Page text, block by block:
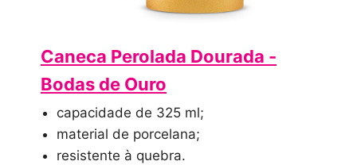
Caneca Perolada Dourada -
Bodas de Ouro
capacidade de 325 ml;
material de porcelana;
resistente à quebra.